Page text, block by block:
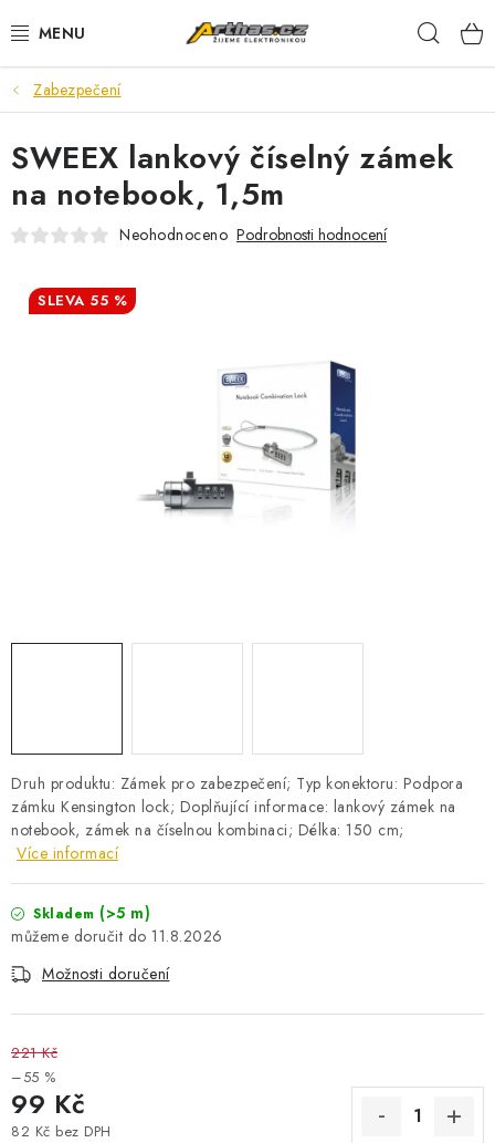
na
TELEFONY, TABLETY
POČÍTAČE, NOTEBOOKY
PRO HRÁČE
Zabezpečení
Druh produktu: Zámek pro zabezpečení; Typ konektoru: Podpora
zámku Kensington lock; Doplňující informace: lankový zámek na
notebook, zámek na číselnou kombinaci; Délka: 150 cm;
Více informací
Skladem (>5 m)
11.8.2026
Možnosti doručení
221 Kč
–55 %
99 Kč
82 Kč bez DPH
SWEEX lankový číselný zámek
na notebook, 1,5m
Neohodnoceno Podrobnosti hodnocení
55 %